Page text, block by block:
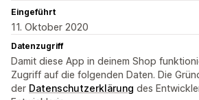
Eingeführt
11. Oktober 2020
Datenzugriff
Damit diese App in deinem Shop
Zugriff auf die folgenden Daten. Die
der Datenschutzerklärung des